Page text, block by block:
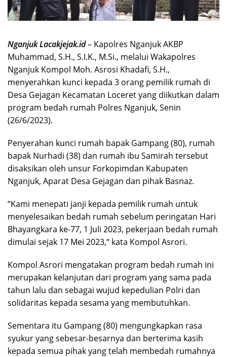
Nganjuk Lacakjejak.id– Kapolres Nganjuk AKBP
Muhammad, S.H., S.I.K., M.Si., melalui Wakapolres
Nganjuk Kompol Moh. Asrosi Khadafi, S.H.,
menyerahkan kunci kepada 3 orang pemilik rumah di
Desa Gejagan Kecamatan Loceret yang diikutkan dalam
program bedah rumah Polres Nganjuk, Senin
(26/6/2023).
Penyerahan kunci rumah bapak Gampang (80), rumah
bapak Nurhadi (38) dan rumah ibu Samirah tersebut
disaksikan oleh unsur Forkopimdan Kabupaten
Nganjuk, Aparat Desa Gejagan dan pihak Basnaz.
“Kami menepati janji kepada pemilik rumah untuk
menyelesaikan bedah rumah sebelum peringatan Hari
Bhayangkara ke-77, 1 Juli 2023, pekerjaan bedah rumah
dimulai sejak 17 Mei 2023,“ kata Kompol Asrori.
Kompol Asrori mengatakan program bedah rumah ini
merupakan kelanjutan dari program yang sama pada
tahun lalu dan sebagai wujud kepedulian Polri dan
solidaritas kepada sesama yang membutuhkan.
Sementara itu Gampang (80) mengungkapkan rasa
syukur yang sebesar-besarnya dan berterima kasih
kepada semua pihak yang telah membedah rumahnya